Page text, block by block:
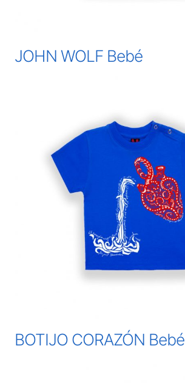
JOHN WOLF Bebé
BOTIJO CORAZÓN Bebé